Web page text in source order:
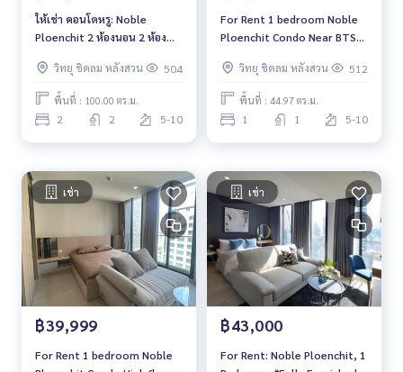
ให้เช่า คอนโดหรู: Noble
Ploenchit 2 ห้องนอน 2 ห้องน้ำ
ครบ พร้อมย้ายเข้า ใกล้ BTS
เพลินจิต
วิทยุ ชิดลม หลังสวน 504
พื้นที่ : 100.00 ตร.ม.
2 2 5-10
For Rent 1 bedroom Noble
Ploenchit Condo Near BTS
Ready to move in
วิทยุ ชิดลม หลังสวน 512
พื้นที่ : 44.97 ตร.ม.
1 1 5-10
เช่า
฿39,999
For Rent 1 bedroom Noble
เช่า
฿43,000
For Rent: Noble Ploenchit, 1